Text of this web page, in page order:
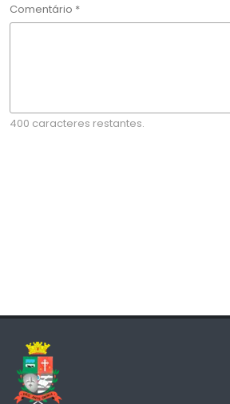
Comentário *
400 caracteres restantes.